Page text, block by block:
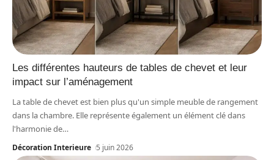
Les différentes hauteurs de tables de chevet et leur
impact sur l’aménagement
La table de chevet est bien plus qu'un simple meuble de rangement
dans la chambre. Elle représente également un élément clé dans
l'harmonie de…
Décoration Interieure 5 juin 2026